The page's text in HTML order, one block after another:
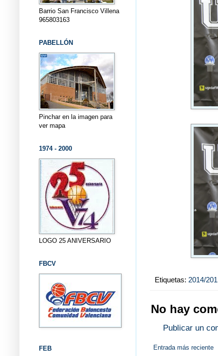
Etiquetas: 2014/
No hay
Publicar un
Entrada más reciente
Barrio San Francisco Villena
965803163
PABELLÓN
Pinchar en la imagen para
ver mapa
1974 - 2000
LOGO 25 ANIVERSARIO
FBCV
FEB